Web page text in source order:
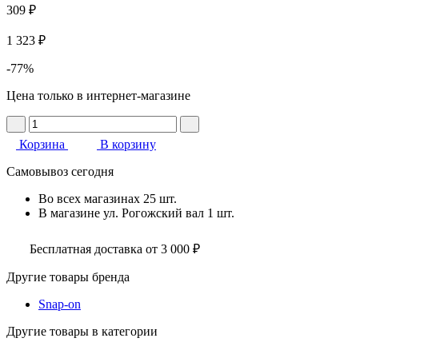
309 ₽
1 323 ₽
-77%
Цена только в интернет-магазине
Корзина
В корзину
Самовывоз сегодня
Во всех магазинах 25 шт.
В магазине ул. Рогожский вал 1 шт.
Бесплатная доставка от 3 000 ₽
Другие товары бренда
Snap-on
Другие товары в категории